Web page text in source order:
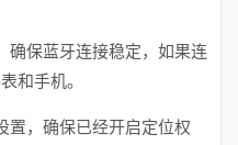
确保蓝牙连接稳定，如果连
和手机。
置，确保已经开启定位权